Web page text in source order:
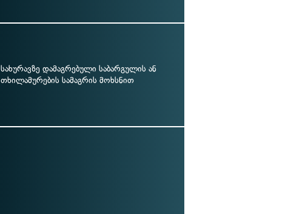
სახურავზე დამაგრებული საბარგულის ან
თხილამურების სამაგრის მოხსნით